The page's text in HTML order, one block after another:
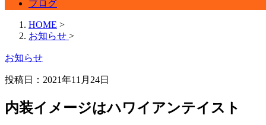
ブログ
HOME >
お知らせ >
お知らせ
投稿日：2021年11月24日
内装イメージはハワイアンテイスト